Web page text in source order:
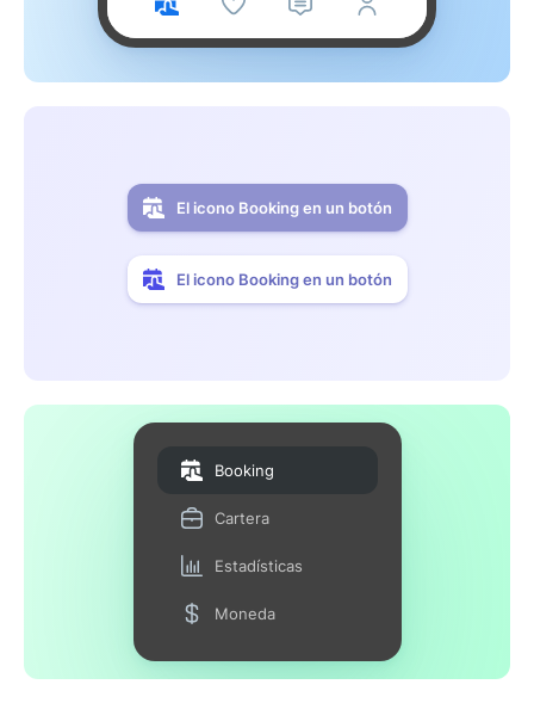
El icono Booking en un botón
El icono Booking en un botón
Booking
Cartera
Estadísticas
Moneda